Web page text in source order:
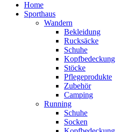
Home
Sporthaus
Wandern
Bekleidung
Rucksäcke
Schuhe
Kopfbedeckung
Stöcke
Pflegeprodukte
Zubehör
Camping
Running
Schuhe
Socken